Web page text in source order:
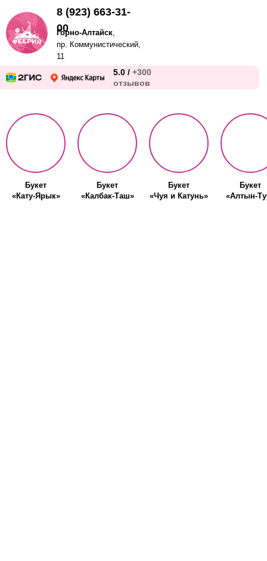
5.0 / +300
отзывов
Горно-Алтайск,
пр. Коммунистический,
11
8 (923) 663-31-
00
Букет
«Кату-Ярык»
Букет
«Калбак-Таш»
Букет
«Чуя и Катунь»
Букет
«Алтын-